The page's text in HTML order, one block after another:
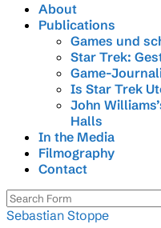
About
Publications
Games und
Star Trek:
Game-
Is Star Trek
John
Halls
In the Media
Filmography
Contact
Sebastian Stoppe